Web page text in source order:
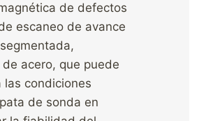
de defectos
escaneo de avance
acero, que puede
condiciones
de sonda en